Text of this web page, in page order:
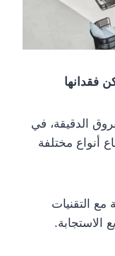
فقدانها
الدقيقة، في
أنواع مختلفة
مع التقنيات
الاستجابة.